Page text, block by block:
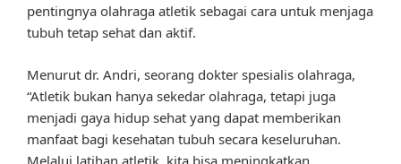
pentingnya olahraga atletik sebagai cara untuk menjaga
tubuh tetap sehat dan aktif.
Menurut dr. Andri, seorang dokter spesialis olahraga,
“Atletik bukan hanya sekedar olahraga, tetapi juga
menjadi gaya hidup sehat yang dapat memberikan
manfaat bagi kesehatan tubuh secara keseluruhan.
Melalui latihan atletik, kita bisa meningkatkan